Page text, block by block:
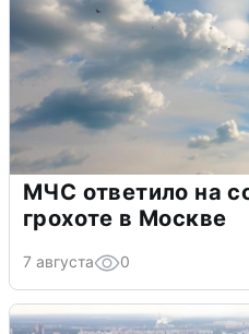
МЧС ответило на
грохоте в Москве
7 августа 0